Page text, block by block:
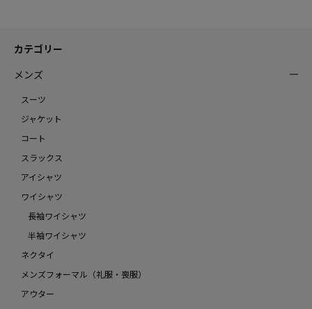
カテゴリー
メンズ
スーツ
ジャケット
コート
スラックス
アイシャツ
ワイシャツ
長袖ワイシャツ
半袖ワイシャツ
ネクタイ
メンズフォーマル（礼服・喪服）
アウター